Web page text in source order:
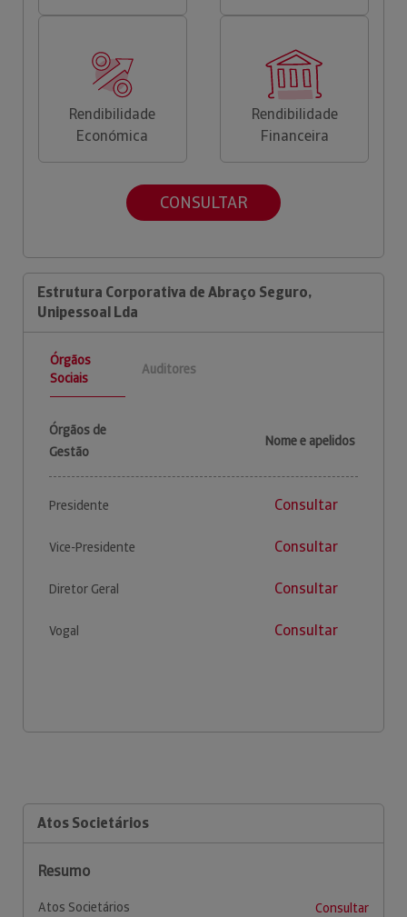
Rendibilidade
Económica
Rendibilidade
Financeira
CONSULTAR
Estrutura Corporativa de Abraço Seguro,
Unipessoal Lda
Órgãos
Sociais
Auditores
Órgãos de
Gestão
Nome e apelidos
Presidente Consultar
Vice-Presidente Consultar
Diretor Geral Consultar
Vogal Consultar
Atos Societários
Resumo
Atos Societários
Consultar